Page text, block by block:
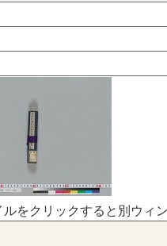
をクリックすると別ウィ